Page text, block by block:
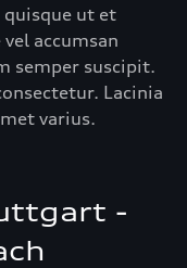
ut et
accumsan
semper suscipit.
Lacinia
varius.
-